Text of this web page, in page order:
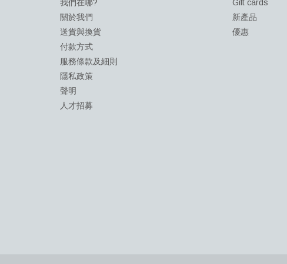
我們在哪?
關於我們
送貨與換貨
付款方式
服務條款及細則
隱私政策
聲明
人才招募
Gift cards
新產品
優惠